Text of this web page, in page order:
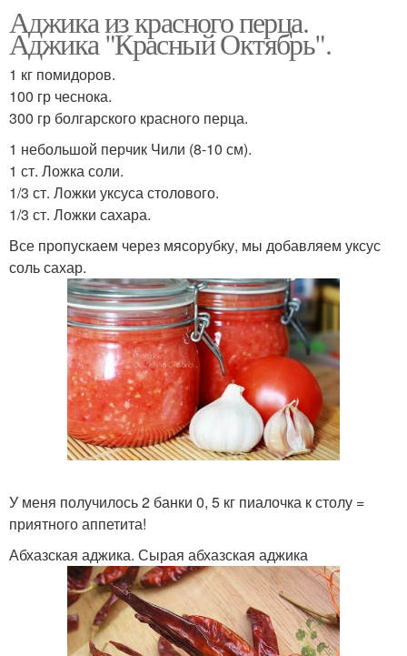
Аджика из красного перца.
Аджика "Красный Октябрь".
1 кг помидоров.
100 гр чеснока.
300 гр болгарского красного перца.
1 небольшой перчик Чили (8-10 см).
1 ст. Ложка соли.
1/3 ст. Ложки уксуса столового.
1/3 ст. Ложки сахара.
Все пропускаем через мясорубку, мы добавляем уксус
соль сахар.
У меня получилось 2 банки 0, 5 кг пиалочка к столу =
приятного аппетита!
Абхазская аджика. Сырая абхазская аджика